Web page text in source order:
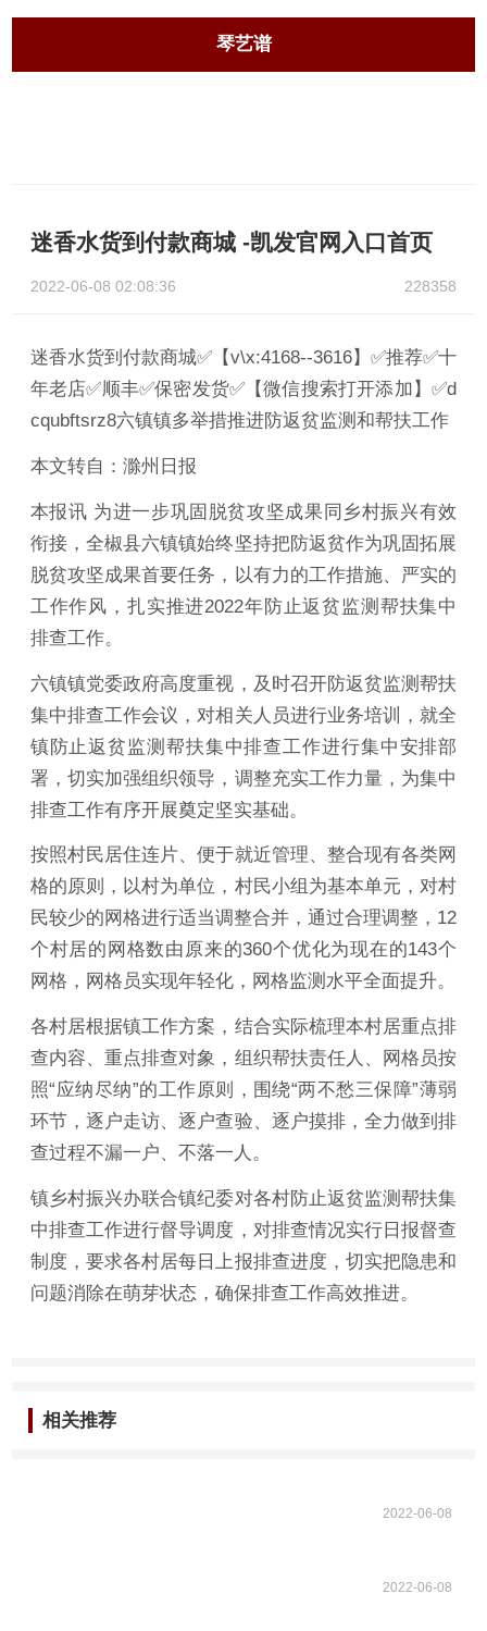
琴艺谱
迷香水货到付款商城 -凯发官网入口首页
2022-06-08 02:08:36 228358
迷香水货到付款商城✅【v\x:4168--3616】✅推荐✅十
年老店✅顺丰✅保密发货✅【微信搜索打开添加】✅d
cqubftsrz8六镇镇多举措推进防返贫监测和帮扶工作
本文转自：滁州日报
本报讯 为进一步巩固脱贫攻坚成果同乡村振兴有效
衔接，全椒县六镇镇始终坚持把防返贫作为巩固拓展
脱贫攻坚成果首要任务，以有力的工作措施、严实的
工作作风，扎实推进2022年防止返贫监测帮扶集中
排查工作。
六镇镇党委政府高度重视，及时召开防返贫监测帮扶
集中排查工作会议，对相关人员进行业务培训，就全
镇防止返贫监测帮扶集中排查工作进行集中安排部
署，切实加强组织领导，调整充实工作力量，为集中
排查工作有序开展奠定坚实基础。
按照村民居住连片、便于就近管理、整合现有各类网
格的原则，以村为单位，村民小组为基本单元，对村
民较少的网格进行适当调整合并，通过合理调整，12
个村居的网格数由原来的360个优化为现在的143个
网格，网格员实现年轻化，网格监测水平全面提升。
各村居根据镇工作方案，结合实际梳理本村居重点排
查内容、重点排查对象，组织帮扶责任人、网格员按
照“应纳尽纳”的工作原则，围绕“两不愁三保障”薄弱
环节，逐户走访、逐户查验、逐户摸排，全力做到排
查过程不漏一户、不落一人。
镇乡村振兴办联合镇纪委对各村防止返贫监测帮扶集
中排查工作进行督导调度，对排查情况实行日报督查
制度，要求各村居每日上报排查进度，切实把隐患和
问题消除在萌芽状态，确保排查工作高效推进。
相关推荐
2022-06-08
2022-06-08